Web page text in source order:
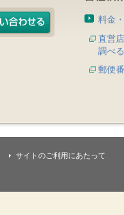
料金
直営
調べる
郵便
サイトのご利用にあたって